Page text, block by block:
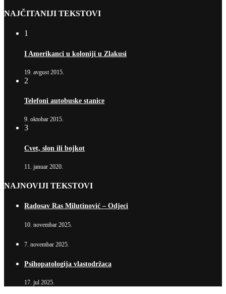
NAJČITANIJI TEKSTOVI
1
I Amerikanci u koloniji u Zlakusi
19. avgust 2015.
2
Telefoni autobuske stanice
9. oktobar 2015.
3
Cvet, slon ili bojkot
11. januar 2020.
NAJNOVIJI TEKSTOVI
Radosav Ras Milutinović – Odjeci
10. novembar 2025.
7. novembar 2025.
Psihopatologija vlastodržaca
17. jul 2025.